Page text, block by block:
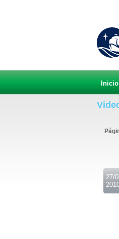
Inicio
27/